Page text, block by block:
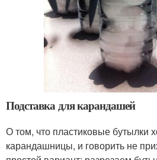
Подставка для карандашей
О том, что пластиковые бутылки
карандашницы, и говорить не